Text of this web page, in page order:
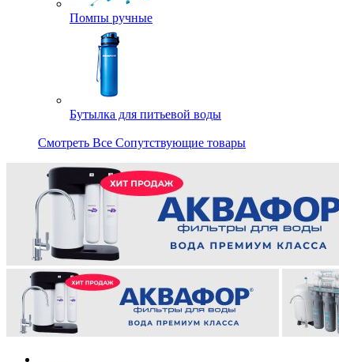
Помпы ручные
Бутылка для питьевой воды
Смотреть Все Сопутствующие товары